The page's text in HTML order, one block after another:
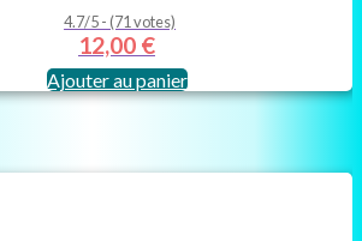
4.7/5 - (71 votes)
12,00 €
Ajouter au panier